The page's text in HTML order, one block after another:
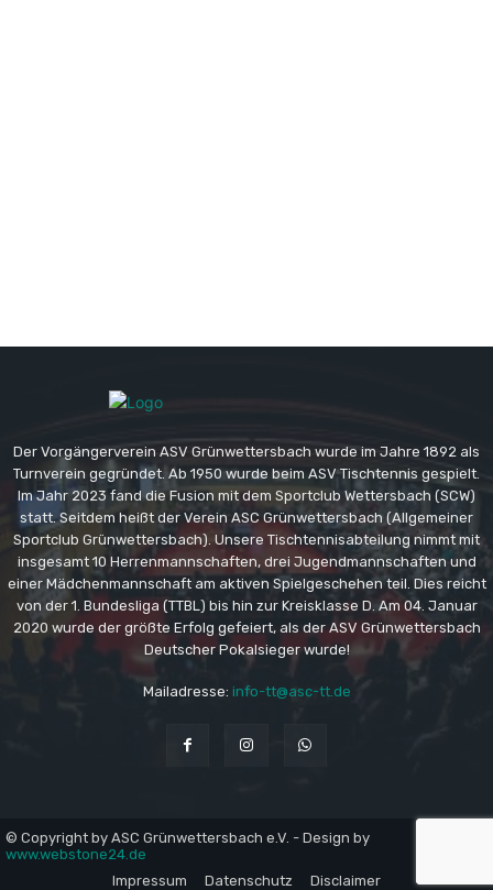
Der Vorgängerverein ASV Grünwettersbach wurde im Jahre 1892 als
Turnverein gegründet. Ab 1950 wurde beim ASV Tischtennis gespielt.
Im Jahr 2023 fand die Fusion mit dem Sportclub Wettersbach (SCW)
statt. Seitdem heißt der Verein ASC Grünwettersbach (Allgemeiner
Sportclub Grünwettersbach). Unsere Tischtennisabteilung nimmt mit
insgesamt 10 Herrenmannschaften, drei Jugendmannschaften und
einer Mädchenmannschaft am aktiven Spielgeschehen teil. Dies reicht
von der 1. Bundesliga (TTBL) bis hin zur Kreisklasse D. Am 04. Januar
2020 wurde der größte Erfolg gefeiert, als der ASV Grünwettersbach
Deutscher Pokalsieger wurde!
Mailadresse: info-tt@asc-tt.de
© Copyright by ASC Grünwettersbach e.V. - Design by
www.webstone24.de
Impressum
Datenschutz Disclaimer